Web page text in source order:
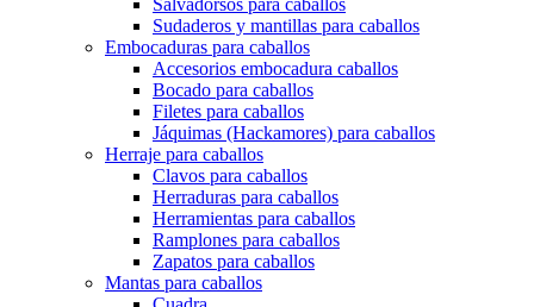
Salvadorsos para caballos
Sudaderos y mantillas para caballos
Embocaduras para caballos
Accesorios embocadura caballos
Bocado para caballos
Filetes para caballos
Jáquimas (Hackamores) para caballos
Herraje para caballos
Clavos para caballos
Herraduras para caballos
Herramientas para caballos
Ramplones para caballos
Zapatos para caballos
Mantas para caballos